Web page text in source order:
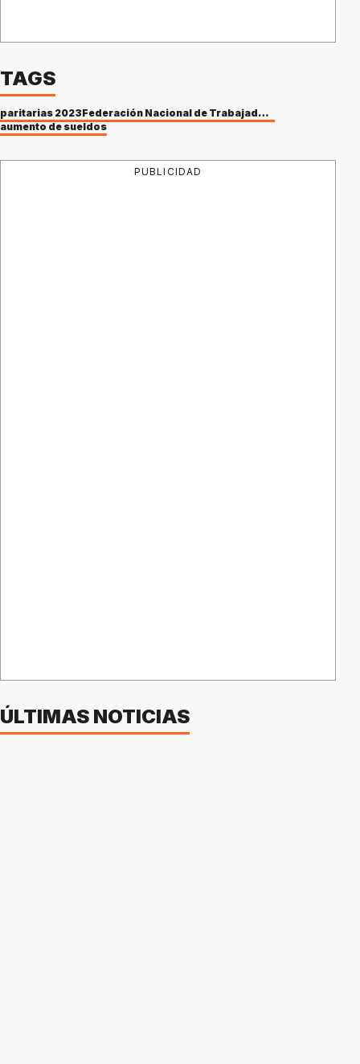
TAGS
paritarias 2023
Federación Nacional de Trabajadores Camioneros y Obreros del Transporte de Cargas, Logística y Servicios
aumento de sueldos
PUBLICIDAD
ÚLTIMAS NOTICIAS